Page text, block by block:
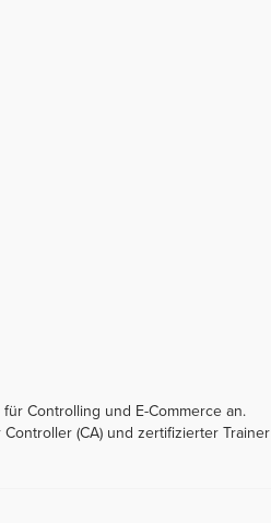
Controlling und E-Commerce an.
(CA) und zertifizierter Trainer